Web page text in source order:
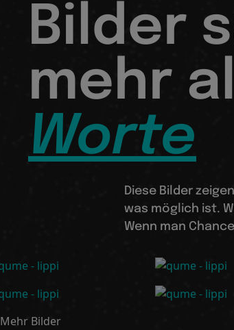
Bilder
mehr
Worte
Diese Bilder
was möglich ist.
Wenn man
Mehr Bilder